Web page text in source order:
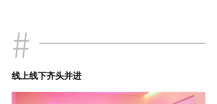
线上线下齐头并进